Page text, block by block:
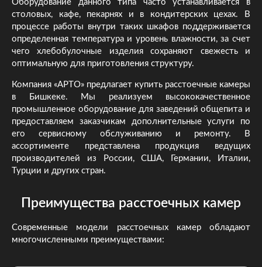
Оборудование данного типа часто устанавливается в
столовых, кафе, пекарнях и в кондитерских цехах. В
процессе работы внутри таких шкафов поддерживается
определенная температура и уровень влажности, за счет
чего хлебобулочные изделия сохраняют свежесть и
оптимальную для приготовления структуру.
Компания «АРТО» предлагает купить расстоечные камеры
в Бишкеке. Мы реализуем высококачественное
промышленное оборудование для заведений общепита и
предоставляем заказчикам дополнительные услуги по
его сервисному обслуживанию и ремонту. В
ассортименте представлена продукция ведущих
производителей из России, США, Германии, Италии,
Турции и других стран.
Преимущества расстоечных камер
Современные модели расстоечных камер обладают
многочисленными преимуществами: